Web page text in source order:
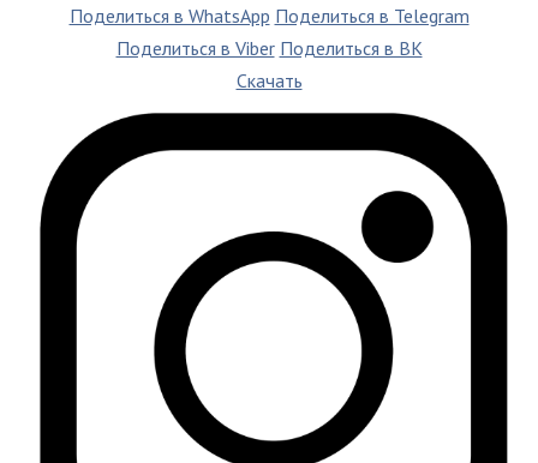
Поделиться в WhatsApp Поделиться в Telegram
Поделиться в Viber Поделиться в ВК
Скачать